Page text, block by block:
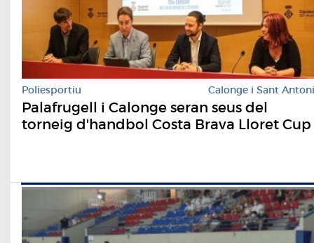
Poliesportiu Calonge i Sant Antoni
Palafrugell i Calonge seran seus del
torneig d'handbol Costa Brava Lloret Cup